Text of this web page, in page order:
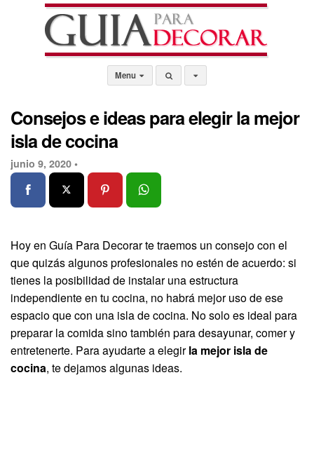
Menu
Consejos e ideas para elegir la mejor
isla de cocina
junio 9, 2020 •
Hoy en Guía Para Decorar te traemos un consejo con el
que quizás algunos profesionales no estén de acuerdo: si
tienes la posibilidad de instalar una estructura
independiente en tu cocina, no habrá mejor uso de ese
espacio que con una isla de cocina. No solo es ideal para
preparar la comida sino también para desayunar, comer y
entretenerte. Para ayudarte a elegirla mejor isla de
cocina, te dejamos algunas ideas.